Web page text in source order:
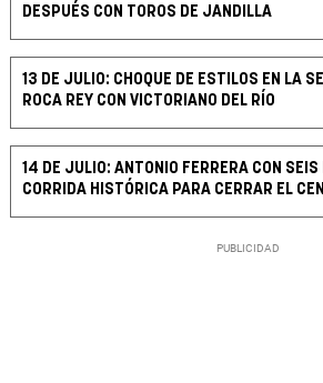
DESPUÉS CON TOROS DE JANDILLA
13 DE JULIO: CHOQUE DE ESTILOS EN LA
ROCA REY CON VICTORIANO DEL RÍO
14 DE JULIO: ANTONIO FERRERA CON
CORRIDA HISTÓRICA PARA CERRAR EL